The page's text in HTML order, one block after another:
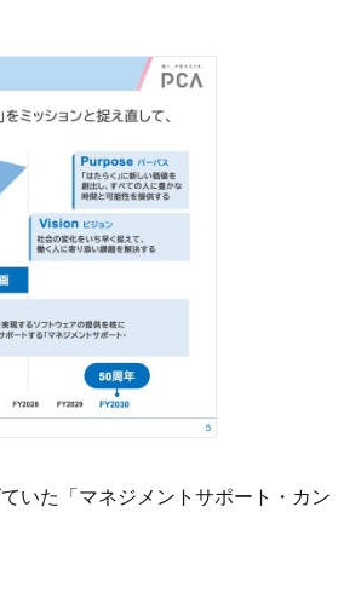
いた「マネジメントサポート・カン